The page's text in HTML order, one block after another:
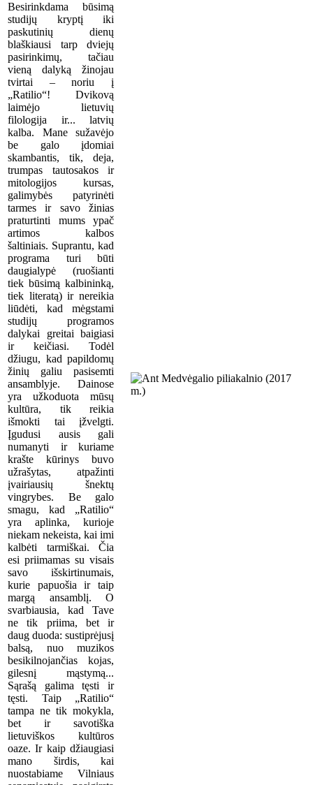
Besirinkdama būsimą
studijų kryptį iki
paskutinių dienų
blaškiausi tarp dviejų
pasirinkimų, tačiau
vieną dalyką žinojau
tvirtai – noriu į
„Ratilio“! Dvikovą
laimėjo lietuvių
filologija ir... latvių
kalba. Mane sužavėjo
be galo įdomiai
skambantis, tik, deja,
trumpas tautosakos ir
mitologijos kursas,
galimybės patyrinėti
tarmes ir savo žinias
praturtinti mums ypač
artimos kalbos
šaltiniais. Suprantu, kad
programa turi būti
daugialypė (ruošianti
tiek būsimą kalbininką,
tiek literatą) ir nereikia
liūdėti, kad mėgstami
studijų programos
dalykai greitai baigiasi
ir keičiasi. Todėl
džiugu, kad papildomų
žinių galiu pasisemti
ansamblyje. Dainose
yra užkoduota mūsų
kultūra, tik reikia
išmokti tai įžvelgti.
Įgudusi ausis gali
numanyti ir kuriame
krašte kūrinys buvo
užrašytas, atpažinti
įvairiausių šnektų
vingrybes. Be galo
smagu, kad „Ratilio“
yra aplinka, kurioje
niekam nekeista, kai imi
kalbėti tarmiškai. Čia
esi priimamas su visais
savo išskirtinumais,
kurie papuošia ir taip
margą ansamblį. O
svarbiausia, kad Tave
ne tik priima, bet ir
daug duoda: sustiprėjusį
balsą, nuo muzikos
besikilnojančias kojas,
gilesnį mąstymą...
Sąrašą galima tęsti ir
tęsti. Taip „Ratilio“
tampa ne tik mokykla,
bet ir savotiška
lietuviškos kultūros
oaze. Ir kaip džiaugiasi
mano širdis, kai
nuostabiame Vilniaus